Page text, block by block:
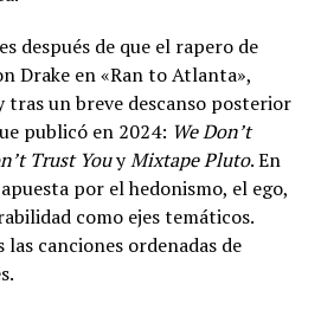
después de que el rapero de
Drake en «Ran to Atlanta»,
tras un breve descanso posterior
publicó en 2024: We Don’t
Trust YouyMixtape Pluto. En
por el hedonismo, el ego,
como ejes temáticos.
canciones ordenadas de